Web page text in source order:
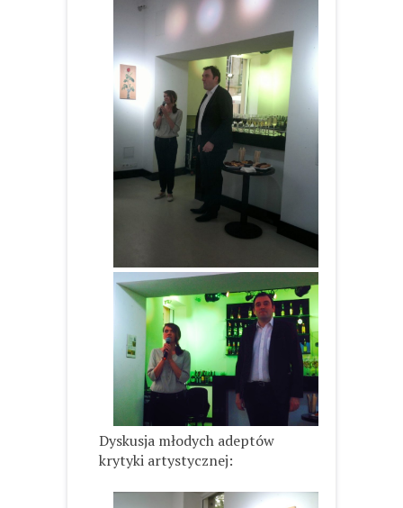
Dyskusja młodych adeptów
krytyki artystycznej: